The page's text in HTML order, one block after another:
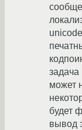
задача
может
будет
вывод